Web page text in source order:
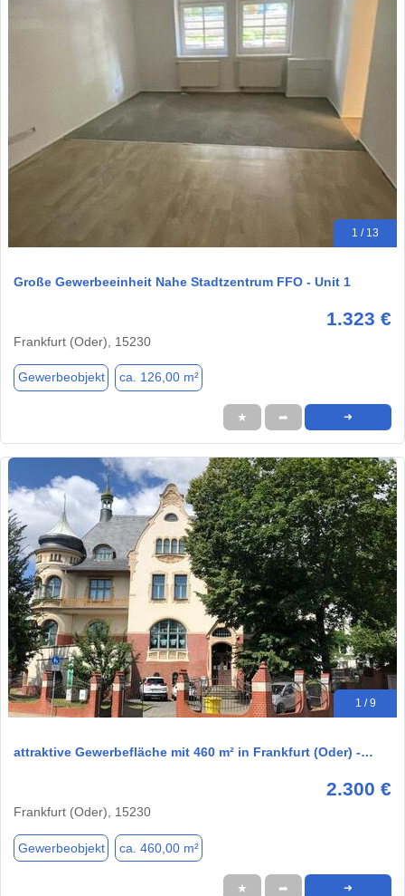
1 / 13
Große Gewerbeeinheit Nahe Stadtzentrum FFO - Unit 1
1.323 €
Frankfurt (Oder), 15230
Gewerbeobjekt ca. 126,00 m²
★ ➦ ➜
1 / 9
attraktive Gewerbefläche mit 460 m² in Frankfurt (Oder) -…
2.300 €
Frankfurt (Oder), 15230
Gewerbeobjekt ca. 460,00 m²
★ ➦ ➜